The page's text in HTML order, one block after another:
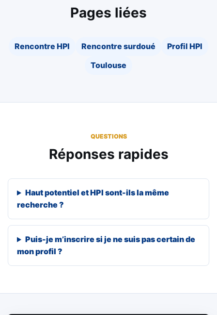
Pages liées
Rencontre HPI Rencontre surdoué
Profil HPI
Toulouse
QUESTIONS
Réponses rapides
Haut potentiel et HPI sont-ils la même
recherche ?
Puis-je m’inscrire si je ne suis pas certain de
mon profil ?